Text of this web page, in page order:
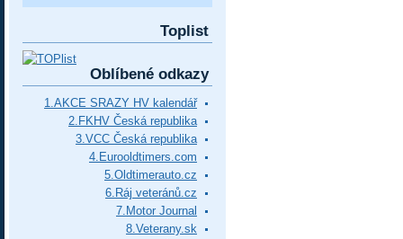
Toplist
Oblíbené odkazy
1.AKCE SRAZY HV kalendář
2.FKHV Česká republika
3.VCC Česká republika
4.Eurooldtimers.com
5.Oldtimerauto.cz
6.Ráj veteránů.cz
7.Motor Journal
8.Veterany.sk